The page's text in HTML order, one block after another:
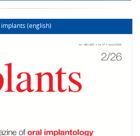
implants (english)